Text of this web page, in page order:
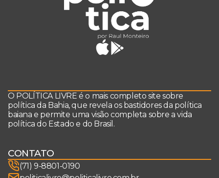
O POLÍTICA LIVRE é o mais completo site sobre
política da Bahia, que revela os bastidores da política
baiana e permite uma visão completa sobre a vida
política do Estado e do Brasil.
CONTATO
(71) 9-8801-0190